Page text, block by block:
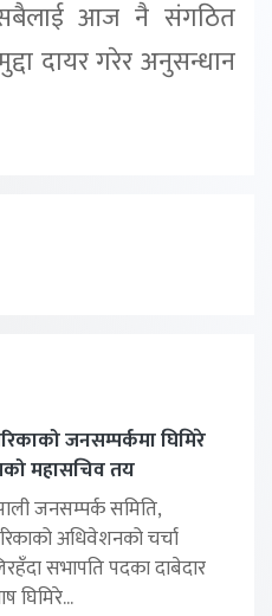
सबैलाई आज नै संगठित
दायर गरेर अनुसन्धान
जनसम्पर्कमा घिमिरे
महासचिव तय
जनसम्पर्क समिति,
अधिवेशनको चर्चा
सभापति पदका दाबेदार
घिमिरे...